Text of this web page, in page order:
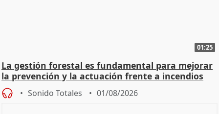
01:25
La gestión forestal es fundamental para mejorar
la prevención y la actuación frente a incendios
Sonido Totales 01/08/2026